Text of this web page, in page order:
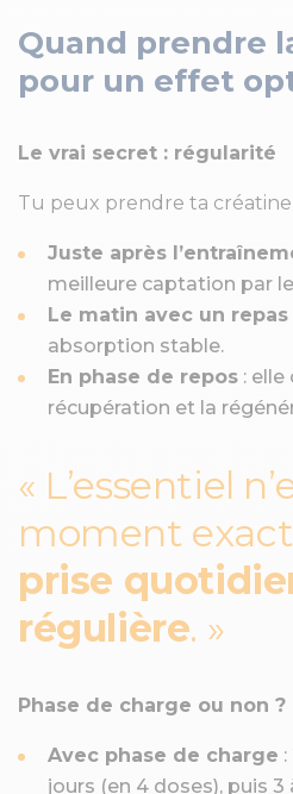
Quand prendre
pour un effet
Le vrai secret : régularité
Tu peux prendre ta créatine
Juste après
meilleure captation par
Le matin avec un repas
absorption stable.
En phase de repos :
récupération et la
L’essentiel
moment
prise
régulière.
Phase de charge ou non ?
Avec phase de charge
jours (en 4 doses), puis 3